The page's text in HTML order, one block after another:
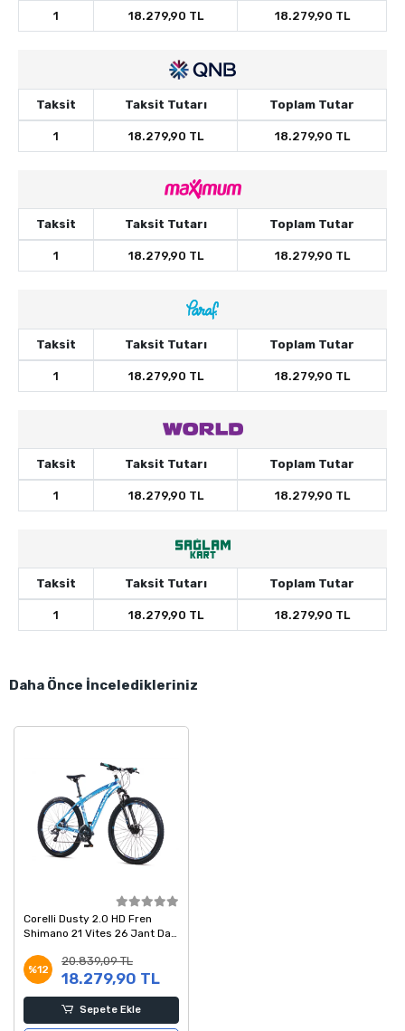
1 18.279,90 TL 18.279,90 TL
Taksit Taksit Tutarı Toplam Tutar
1 18.279,90 TL 18.279,90 TL
Taksit Taksit Tutarı Toplam Tutar
1 18.279,90 TL 18.279,90 TL
Taksit Taksit Tutarı Toplam Tutar
1 18.279,90 TL 18.279,90 TL
Taksit Taksit Tutarı Toplam Tutar
1 18.279,90 TL 18.279,90 TL
Taksit Taksit Tutarı Toplam Tutar
1 18.279,90 TL 18.279,90 TL
Daha Önce İnceledikleriniz
Corelli Dusty 2.0 HD Fren
Shimano 21 Vites 26 Jant Dağ
Beyaz 18 Kadro
%12
20.839,09 TL
18.279,90 TL
Sepete Ekle